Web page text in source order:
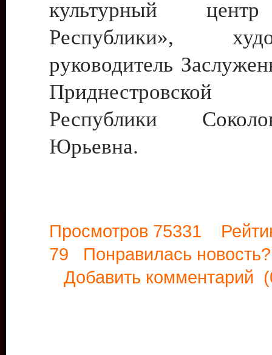
культурный
Республики»,
руководитель
Приднестровской
Республики
Юрьевна.
Просмотров 75331
79 Понравилась
Добавить комментарий